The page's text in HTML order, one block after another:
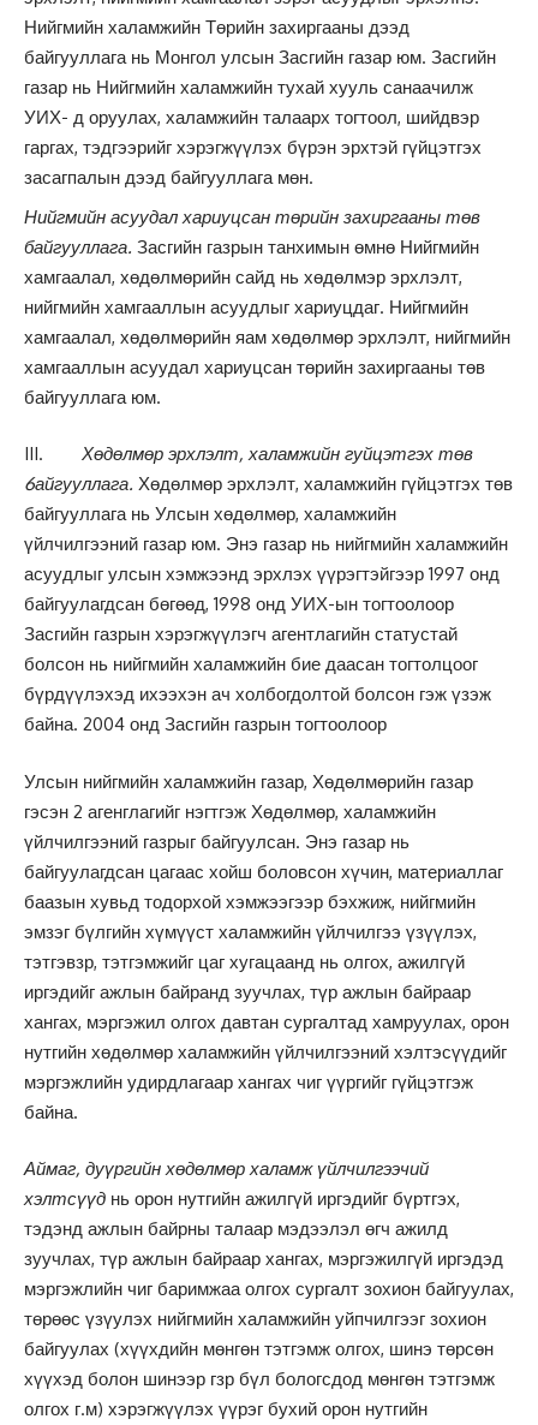
Нийгмийн халамжийн Төрийн захиргааны дээд
байгууллага нь Монгол улсын Засгийн газар юм. Засгийн
газар нь Нийгмийн халамжийн тухай хууль санаачилж
УИХ- д оруулах, халамжийн талаарх тогтоол, шийдвэр
гаргах, тэдгээрийг хэрэгжүүлэх бүрэн эрхтэй гүйцэтгэх
засагпалын дээд байгууллага мөн.
Нийгмийн асуудал хариуцсан төрийн захиргааны төв
байгууллага. Засгийн газрын танхимын өмнө Нийгмийн
хамгаалал, хөдөлмөрийн сайд нь хөдөлмэр эрхлэлт,
нийгмийн хамгааллын асуудлыг хариуцдаг. Нийгмийн
хамгаалал, хөдөлмөрийн яам хөдөлмөр эрхлэлт, нийгмийн
хамгааллын асуудал хариуцсан төрийн захиргааны төв
байгууллага юм.
III. Хөдөлмөр эрхлэлт, халамжийн гуйцэтгэх төв
6айгууллага. Хөдөлмөр эрхлэлт, халамжийн гүйцэтгэх төв
байгууллага нь Улсын хөдөлмөр, халамжийн
үйлчилгээний газар юм. Энэ газар нь нийгмийн халамжийн
асуудлыг улсын хэмжээнд эрхлэх үүрэгтэйгээр 1997 онд
байгуулагдсан бөгөөд, 1998 онд УИХ-ын тогтоолоор
Засгийн газрын хэрэгжүүлэгч агентлагийн статустай
болсон нь нийгмийн халамжийн бие даасан тогтолцоог
бүрдүүлэхэд ихээхэн ач холбогдолтой болсон гэж үзэж
байна. 2004 онд Засгийн газрын тогтоолоор
Улсын нийгмийн халамжийн газар, Хөдөлмөрийн газар
гэсэн 2 агенглагийг нэгтгэж Хөдөлмөр, халамжийн
үйлчилгээний газрыг байгуулсан. Энэ газар нь
байгуулагдсан цагаас хойш боловсон хүчин, материаллаг
баазын хувьд тодорхой хэмжээгээр бэхжиж, нийгмийн
эмзэг бүлгийн хүмүүст халамжийн үйлчилгээ үзүүлэх,
тэтгэвзр, тэтгэмжийг цаг хугацаанд нь олгох, ажилгүй
иргэдийг ажлын байранд зуучлах, түр ажлын байраар
хангах, мэргэжил олгох давтан сургалтад хамруулах, орон
нутгийн хөдөлмөр халамжийн үйлчилгээний хэлтэсүүдийг
мэргэжлийн удирдлагаар хангах чиг үүргийг гүйцэтгэж
байна.
Аймаг, дуүргийн хөдөлмөр халамж үйлчилгээчий
хэлтсүүд нь орон нутгийн ажилгүй иргэдийг бүртгэх,
тэдэнд ажлын байрны талаар мэдээлэл өгч ажилд
зуучлах, түр ажлын байраар хангах, мэргэжилгүй иргэдэд
мэргэжлийн чиг баримжаа олгох сургалт зохион байгуулах,
төрөөс үзүулэх нийгмийн халамжийн уйпчилгээг зохион
байгуулах (хүүхдийн мөнгөн тэтгэмж олгох, шинэ төрсөн
хүүхэд болон шинээр гзр бүл бологсдод мөнгөн тэтгэмж
олгох г.м) хэрэгжүүлэх үүрэг бухий орон нутгийн